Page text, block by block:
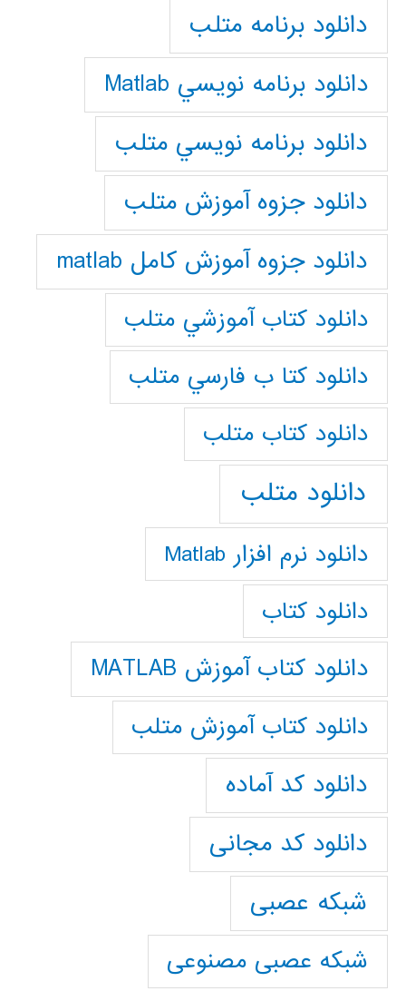
دانلود برنامه متلب
دانلود برنامه نويسي Matlab
دانلود برنامه نويسي متلب
دانلود جزوه آموزش متلب
دانلود جزوه آموزش کامل matlab
دانلود كتاب آموزشي متلب
دانلود كتا ب فارسي متلب
دانلود كتاب متلب
دانلود متلب
دانلود نرم افزار Matlab
دانلود کتاب
دانلود کتاب آموزش MATLAB
دانلود کتاب آموزش متلب
دانلود کد آماده
دانلود کد مجانی
شبکه عصبی
شبکه عصبی مصنوعی